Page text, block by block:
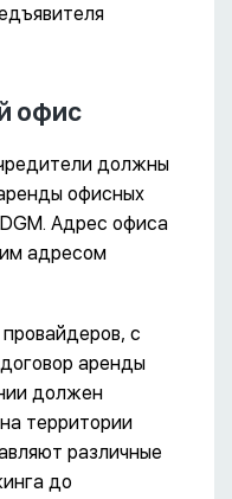
офис
должны
офисных
Адрес офиса
адресом
с
аренды
должен
территории
различные
до